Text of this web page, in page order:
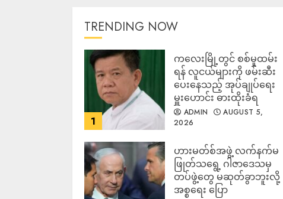
TRENDING NOW
1
ကလေးမြို့တွင် စစ်မှုထမ်း
ရန် လူငယ်များကို ဖမ်းဆီး
ပေးနေသည့် အုပ်ချုပ်ရေး
မှူးဟောင်း ဓားထိုးခံရ
ADMIN
AUGUST 5,
2026
ဟားမတ်စ်အဖွဲ့ လက်နက်မ
ဖြုတ်သရွေ့ ဂါဇာဒေသမှ
တပ်ဖွဲ့တွေ မဆုတ်ခွာဘူးလို့
အစ္စရေး ပြော